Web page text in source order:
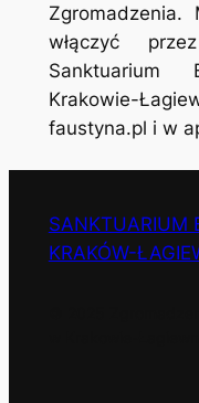
włączyć
Sanktuarium
Krakowie-
faustyna.pl i w
SANKTUARIUM
KRAKÓW-